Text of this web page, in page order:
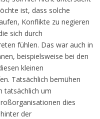
ist, dass solche
Konflikte zu negieren
sich durch
fühlen. Das war auch in
beispielsweise bei den
kleinen
Tatsächlich bemühen
tatsächlich um
dies
der